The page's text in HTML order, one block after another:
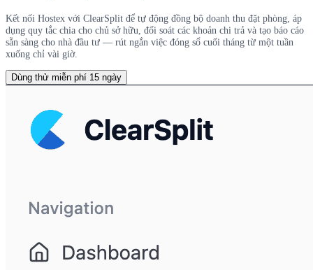
Kết nối Hostex với ClearSplit để tự động đồng bộ doanh thu đặt phòng, áp
dụng quy tắc chia cho chủ sở hữu, đối soát các khoản chi trả và tạo báo cáo
sẵn sàng cho nhà đầu tư — rút ngắn việc đóng sổ cuối tháng từ một tuần
xuống chỉ vài giờ.
Dùng thử miễn phí 15 ngày